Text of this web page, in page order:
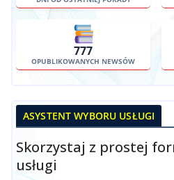
777
OPUBLIKOWANYCH NEWSÓW
ASYSTENT WYBORU USŁUGI
Skorzystaj z prostej
usługi